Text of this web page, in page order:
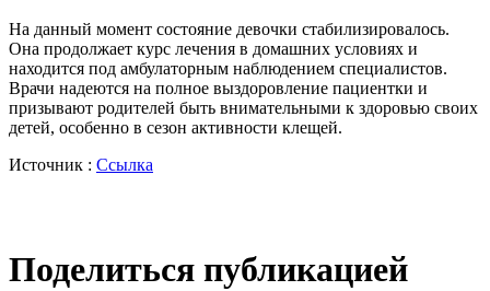
На данный момент состояние девочки стабилизировалось.
Она продолжает курс лечения в домашних условиях и
находится под амбулаторным наблюдением специалистов.
Врачи надеются на полное выздоровление пациентки и
призывают родителей быть внимательными к здоровью своих
детей, особенно в сезон активности клещей.
Источник : Ссылка
Поделиться публикацией